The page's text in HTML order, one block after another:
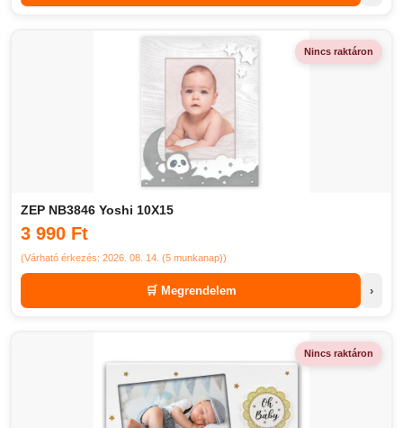
Nincs raktáron
ZEP NB3846 Yoshi 10X15
3 990 Ft
(Várható érkezés: 2026. 08. 14. (5 munkanap))
🛒 Megrendelem ›
Nincs raktáron